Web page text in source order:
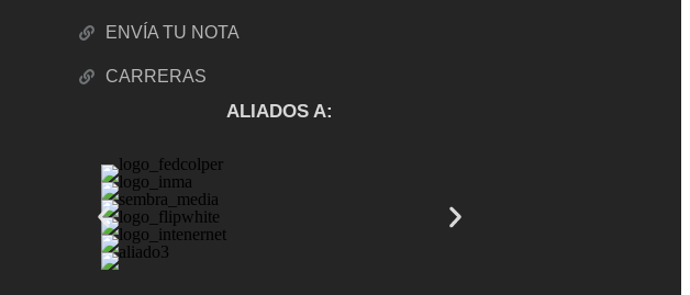
ENVÍA TU NOTA
CARRERAS
ALIADOS A: